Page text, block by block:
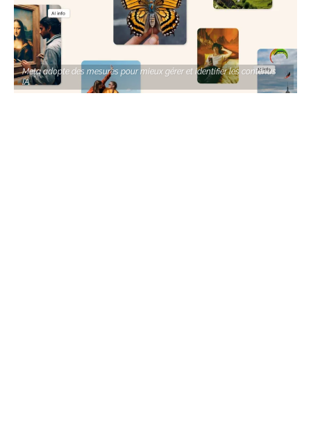
Meta adopte des mesures pour mieux gérer et identifier les contenus
IA